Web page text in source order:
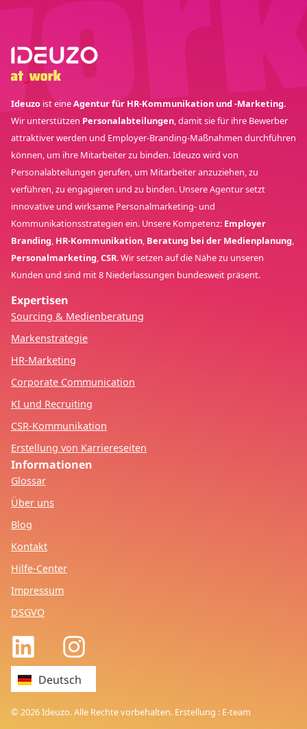
Ideuzo ist eineAgentur für HR-Kommunikation und -Marketing.
Wir unterstützen Personalabteilungen, damit sie für ihre Bewerber
attraktiver werden und Employer-Branding-Maßnahmen durchführen
können, um ihre Mitarbeiter zu binden. Ideuzo wird von
Personalabteilungen gerufen, um Mitarbeiter anzuziehen, zu
verführen, zu engagieren und zu binden. Unsere Agentur setzt
innovative und wirksame Personalmarketing- und
Kommunikationsstrategien ein. Unsere Kompetenz: Employer
Branding, HR-Kommunikation, Beratung bei der Medienplanung,
Personalmarketing,CSR. Wir setzen auf die Nähe zu unseren
Kunden und sind mit 8 Niederlassungen bundesweit präsent.
Expertisen
Sourcing & Medienberatung
Markenstrategie
HR-Marketing
Corporate Communication
KI und Recruiting
CSR-Kommunikation
Erstellung von Karriereseiten
Informationen
Glossar
Über uns
Blog
Kontakt
Hilfe-Center
Impressum
DSGVO
Deutsch
Français
English
Español
© 2026 Ideuzo. Alle Rechte vorbehalten. Erstellung : E-team